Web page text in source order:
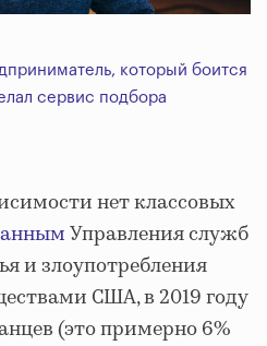
который боится
сервис подбора
нет классовых
Управления служб
и злоупотребления
США, в 2019 году
(это примерно 6%